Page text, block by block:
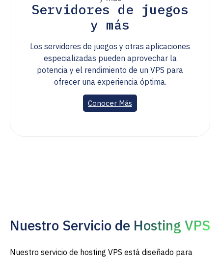
Servidores de juegos
y más
Los servidores de juegos y otras aplicaciones
especializadas pueden aprovechar la
potencia y el rendimiento de un VPS para
ofrecer una experiencia óptima.
Conocer Más
Nuestro Servicio de Hosting VPS
Nuestro servicio de hosting VPS está diseñado para